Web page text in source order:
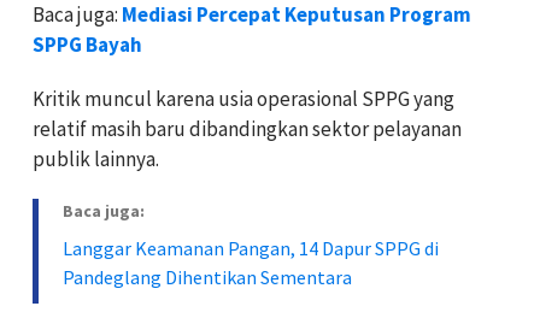
Baca juga: Mediasi Percepat Keputusan Program
SPPG Bayah
Kritik muncul karena usia operasional SPPG yang
relatif masih baru dibandingkan sektor pelayanan
publik lainnya.
Baca juga:
Langgar Keamanan Pangan, 14 Dapur SPPG di
Pandeglang Dihentikan Sementara